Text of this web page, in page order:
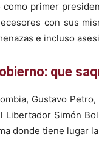
primer
con sus
e incluso
que
Gustavo
Libertador Simón
donde tiene lugar